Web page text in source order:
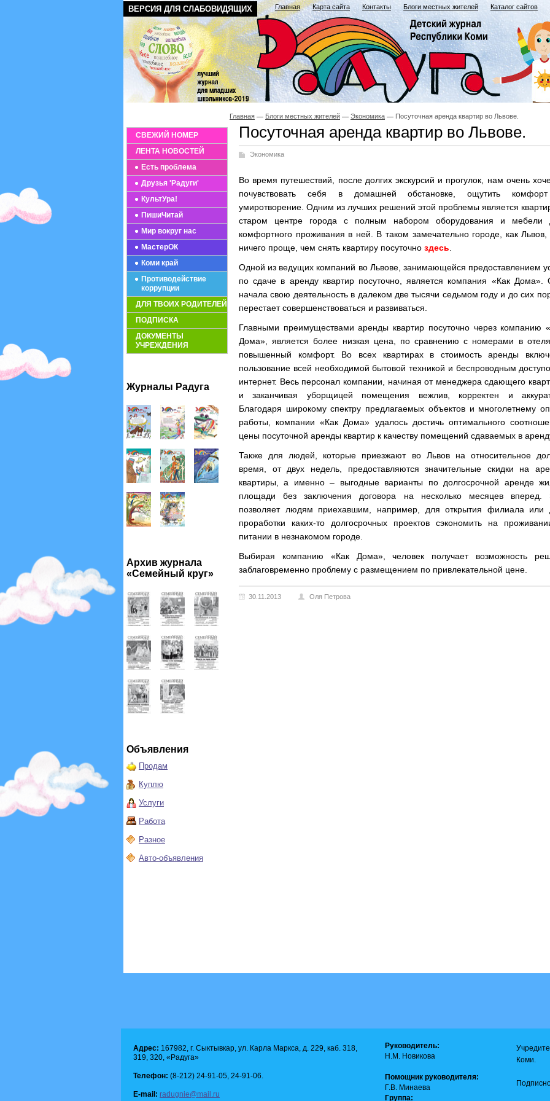
ВЕРСИЯ ДЛЯ СЛАБОВИДЯЩИХ Главная Карта сайта Контакты Блоги местных жителей Каталог сайтов
СВЕЖИЙ НОМЕР
ЛЕНТА НОВОСТЕЙ
Есть проблема
Друзья 'Радуги'
КультУра!
ПишиЧитай
Мир вокруг нас
МастерОК
Коми край
Противодействие
коррупции
ДЛЯ ТВОИХ РОДИТЕЛЕЙ
ПОДПИСКА
ДОКУМЕНТЫ
УЧРЕЖДЕНИЯ
Журналы Радуга
Архив журнала
«Семейный круг»
Объявления
Продам
Куплю
Услуги
Работа
Разное
Авто-объявления
Главная Блоги местных жителей Экономика Посуточная аренда квартир во Львове.
Посуточная аренда квартир во Львове.
Экономика
Во время путешествий, после долгих экскурсий и прогулок, нам очень
почувствовать себя в домашней обстановке, ощутить
умиротворение. Одним из лучших решений этой проблемы является
старом центре города с полным набором оборудования и мебели
комфортного проживания в ней. В таком замечательно городе, как Львов,
ничего проще, чем снять квартиру посуточно здесь
Одной из ведущих компаний во Львове, занимающейся предоставлением
по сдаче в аренду квартир посуточно, является компания «Как Дома».
начала свою деятельность в далеком две тысячи седьмом году и до сих
перестает совершенствоваться и развиваться.
Главными преимуществами аренды квартир посуточно через компанию
Дома», является более низкая цена, по сравнению с номерами в
повышенный комфорт. Во всех квартирах в стоимость аренды
пользование всей необходимой бытовой техникой и беспроводным
интернет. Весь персонал компании, начиная от менеджера сдающего
и заканчивая уборщицей помещения вежлив, корректен и
Благодаря широкому спектру предлагаемых объектов и многолетнему
работы, компании «Как Дома» удалось достичь оптимального
цены посуточной аренды квартир к качеству помещений сдаваемых в
Также для людей, которые приезжают во Львов на относительное
время, от двух недель, предоставляются значительные скидки на
квартиры, а именно – выгодные варианты по долгосрочной аренде
площади без заключения договора на несколько месяцев вперед.
позволяет людям приехавшим, например, для открытия филиала или
проработки каких-то долгосрочных проектов сэкономить на
питании в незнакомом городе.
Выбирая компанию «Как Дома», человек получает возможность
заблаговременно проблему с размещением по привлекательной цене.
30.11.2013 Оля Петрова
Адрес: 167982, г. Сыктывкар, ул. Карла Маркса, д. 229, каб. 318,
319, 320, «Радуга»
Телефон: (8-212) 24-91-05, 24-91-06.
E-mail: radugnie@mail.ru
Руководитель:
Н.М. Новикова
Помощник руководителя:
Г.В. Минаева
Группа:
Коми.